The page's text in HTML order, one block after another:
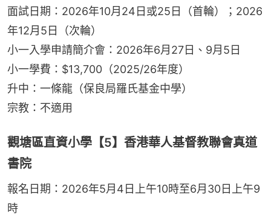
面試日期：2026年10月24日或25日（首輪）；2026
年12月5日（次輪）
小一入學申請簡介會：2026年6月27日、9月5日
小一學費：$13,700（2025/26年度）
升中：一條龍（保良局羅氏基金中學）
宗教：不適用
觀塘區直資小學【5】香港華人基督教聯會真道
書院
報名日期：2026年5月4日上午10時至6月30日上午9
時